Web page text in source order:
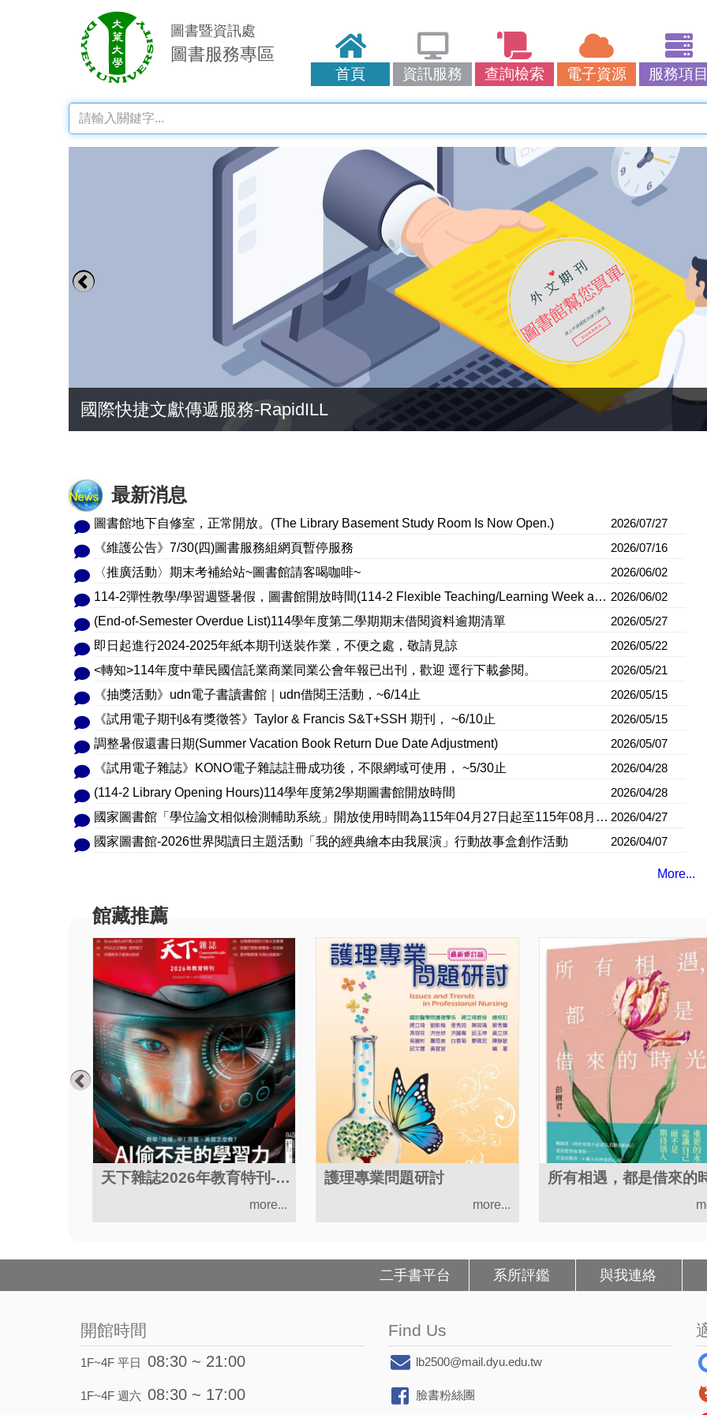
圖書暨資訊處
圖書服務專區
首頁 資訊服務 查詢檢索 電子資源 服務項
國際快捷文獻傳遞服務-RapidILL
最新消息
圖書館地下自修室，正常開放。(The Library Basement Study Room Is Now Open.)
2026/07/27
《維護公告》7/30(四)圖書服務組網頁暫停服務
2026/07/16
〈推廣活動〉期末考補給站~圖書館請客喝咖啡~
2026/06/02
114-2彈性教學/學習週暨暑假，圖書館開放時間(114-2 Flexible Teaching/Learning Week and Summer Library Opening Hours.) 2026/06/02
(End-of-Semester Overdue List)114學年度第二學期期末借閱資料逾期清單
2026/05/27
即日起進行2024-2025年紙本期刊送裝作業，不便之處，敬請見諒
2026/05/22
<轉知>114年度中華民國信託業商業同業公會年報已出刊，歡迎 逕行下載參閱。
2026/05/21
《抽獎活動》udn電子書讀書館｜udn借閱王活動，~6/14止
2026/05/15
《試用電子期刊&有獎徵答》Taylor & Francis S&T+SSH 期刊， ~6/10止
2026/05/15
調整暑假還書日期(Summer Vacation Book Return Due Date Adjustment)
2026/05/07
《試用電子雜誌》KONO電子雜誌註冊成功後，不限網域可使用， ~5/30止
2026/04/28
(114-2 Library Opening Hours)114學年度第2學期圖書館開放時間
2026/04/28
國家圖書館「學位論文相似檢測輔助系統」開放使用時間為115年04月27日起至115年08月31日止 2026/04/27
國家圖書館-2026世界閱讀日主題活動「我的經典繪本由我展演」行動故事盒創作活動
2026/04/07
More...
館藏推薦
天下雜誌2026年教育特刊-AI偷不走的學習力
more...
護理專業問題研討
more...
所有相遇，都是借來的
二手書平台 系所評鑑 與我連絡
開館時間
1F~4F 平日 08:30 ~ 21:00
1F~4F 週六 08:30 ~ 17:00
Find Us
lb2500@mail.dyu.edu.tw
臉書粉絲團